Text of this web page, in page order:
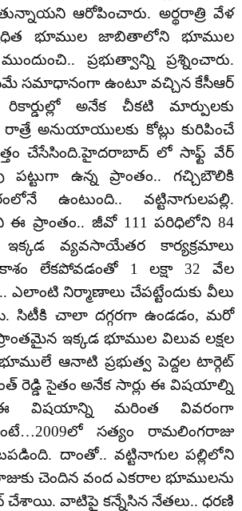
ఆరోపించారు. అర్థరాత్రి వేళ
భూముల జాబితాలోని భూముల
ప్రభుత్వాన్ని ప్రశ్నించారు.
సమాధానంగా ఉంటూ వచ్చిన కేసీఆర్
అనేక చీకటి మార్పులకు
అనుయాయులకు కోట్లు కురిపించే
చేసేసింది.హైదరాబాద్ లో సాఫ్ట్ వేర్
పట్టుగా ఉన్న ప్రాంతం.. గచ్చిబౌలికి
ఉంటుంది.. వట్టినాగులపల్లి.
ఈ ప్రాంతం.. జీవో 111 పరిధిలోని 84
వ్యవసాయేతర కార్యక్రమాలు
లేకపోవడంతో 1 లక్షా 32 వేల
ఎలాంటి నిర్మాణాలు చేపట్టేందుకు వీలు
చాలా దగ్గరగా ఉండడం, మరో
ఇక్కడ భూముల విలువ లక్షల
ఆనాటి ప్రభుత్వ పెద్దల టార్గెట్
రెడ్డి సైతం అనేక సార్లు ఈ విషయాల్ని
ఈ విషయాన్ని మరింత వివరంగా
సత్యం రామలింగరాజు
దాంతో.. వట్టినాగుల పల్లిలోని
చెందిన వంద ఎకరాల భూములను
వాటిపై కన్నేసిన నేతలు.. ధరణి